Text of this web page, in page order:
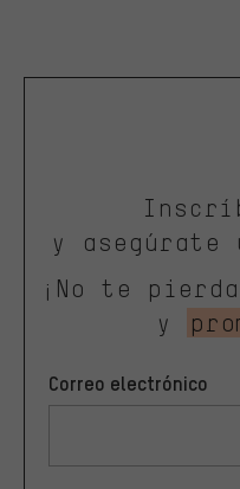
y asegúrate
¡No te
y
Correo electrónico